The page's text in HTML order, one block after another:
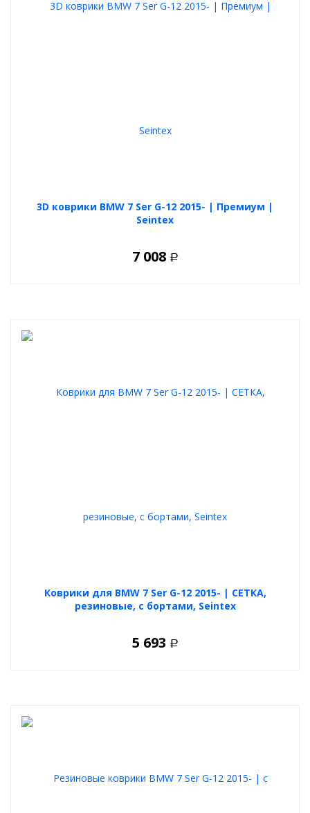
3D коврики BMW 7 Ser G-12 2015- | Премиум |
Seintex
7 008 Р
Коврики для BMW 7 Ser G-12 2015- | СЕТКА,
резиновые, с бортами, Seintex
5 693 Р